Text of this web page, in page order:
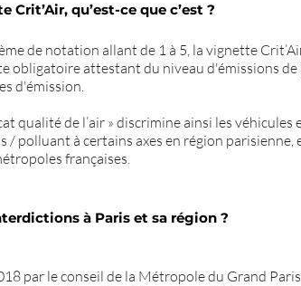
Crit’Air, qu’est-ce que c’est ?
de notation allant de 1 à 5, la vignette
obligatoire attestant du niveau d'émissions
d'émission.
qualité de l’air » discrimine ainsi les
/ polluant à certains axes en région parisienne,
françaises.
à Paris et sa région ?
par le conseil de la Métropole du Grand